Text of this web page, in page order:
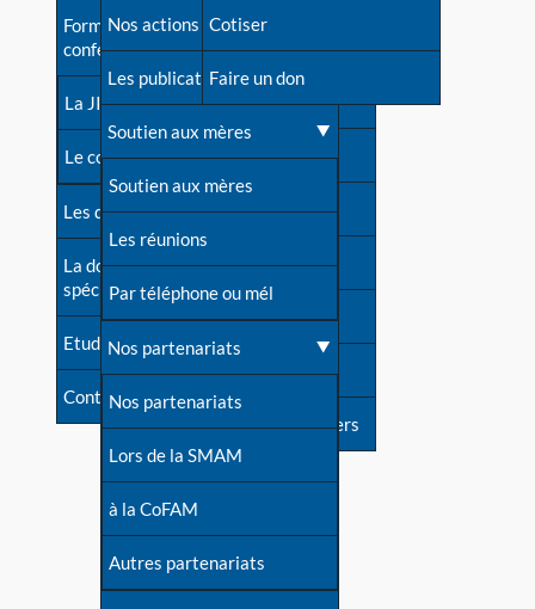
Avant la naissance
Les débuts
Une difficulté d'allaitement ?
Cas particuliers
Mythes et vérités
Devenir animatrice ?
Une question sur le site
Formations et
conférences
La JIA
Le congrès
Les dossiers de l'allaitement
La documentation
spécialisée
Etudes récentes
Contact
Besoin d'aide?
Répertoire de tous les
contacts
Contact presse
Dossier de presse
Soutenir LLL
Livre d'or
Forum
S'inscrire à nos newsletters
Nos actions
Les publications
Soutien aux mères
Soutien aux mères
Les réunions
Par téléphone ou mél
Nos partenariats
Nos partenariats
Lors de la SMAM
à la CoFAM
Autres partenariats
Cotiser
Faire un don